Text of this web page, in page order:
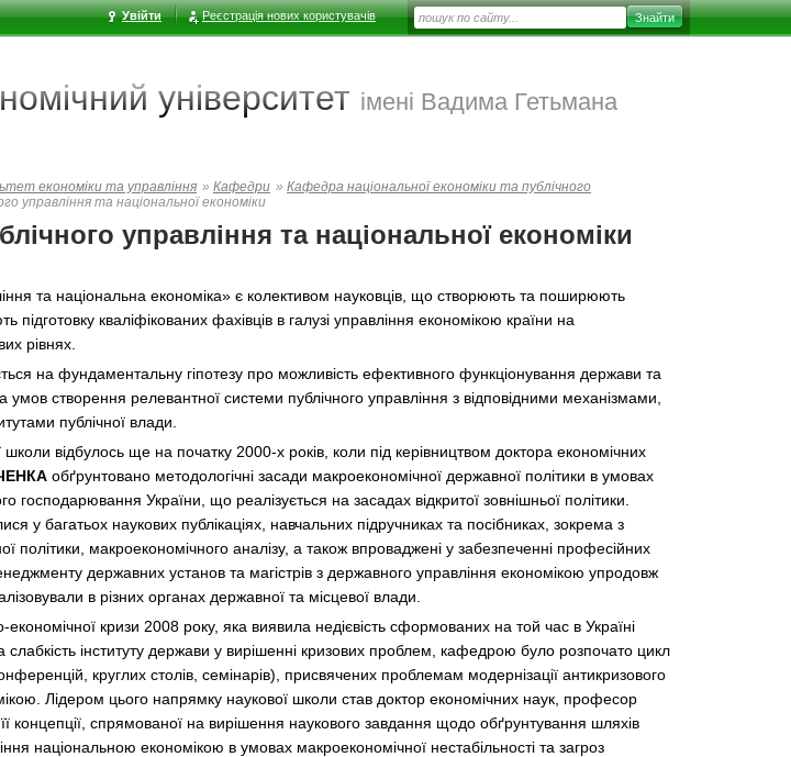
Увійти Реєстрація нових користувачів
університет імені Вадима Гетьмана
економiки та управлiння » Кафедри » Кафедра національної економіки та публічного
управління та національної економіки
управління та національної економіки
та національна економіка» є колективом науковців, що створюють та поширюють
підготовку кваліфікованих фахівців в галузі управління економікою країни на
рівнях.
на фундаментальну гіпотезу про можливість ефективного функціонування держави та
умов створення релевантної системи публічного управління з відповідними механізмами,
публічної влади.
відбулось ще на початку 2000-х років, коли під керівництвом доктора економічних
обґрунтовано методологічні засади макроекономічної державної політики в умовах
господарювання України, що реалізується на засадах відкритої зовнішньої політики.
у багатьох наукових публікаціях, навчальних підручниках та посібниках, зокрема з
політики, макроекономічного аналізу, а також впроваджені у забезпеченні професійних
державних установ та магістрів з державного управління економікою упродовж
в різних органах державної та місцевої влади.
економічної кризи 2008 року, яка виявила недієвість сформованих на той час в Україні
слабкість інституту держави у вирішенні кризових проблем, кафедрою було розпочато цикл
круглих столів, семінарів), присвячених проблемам модернізації антикризового
Лідером цього напрямку наукової школи став доктор економічних наук, професор
концепції, спрямованої на вирішення наукового завдання щодо обґрунтування шляхів
національною економікою в умовах макроекономічної нестабільності та загроз